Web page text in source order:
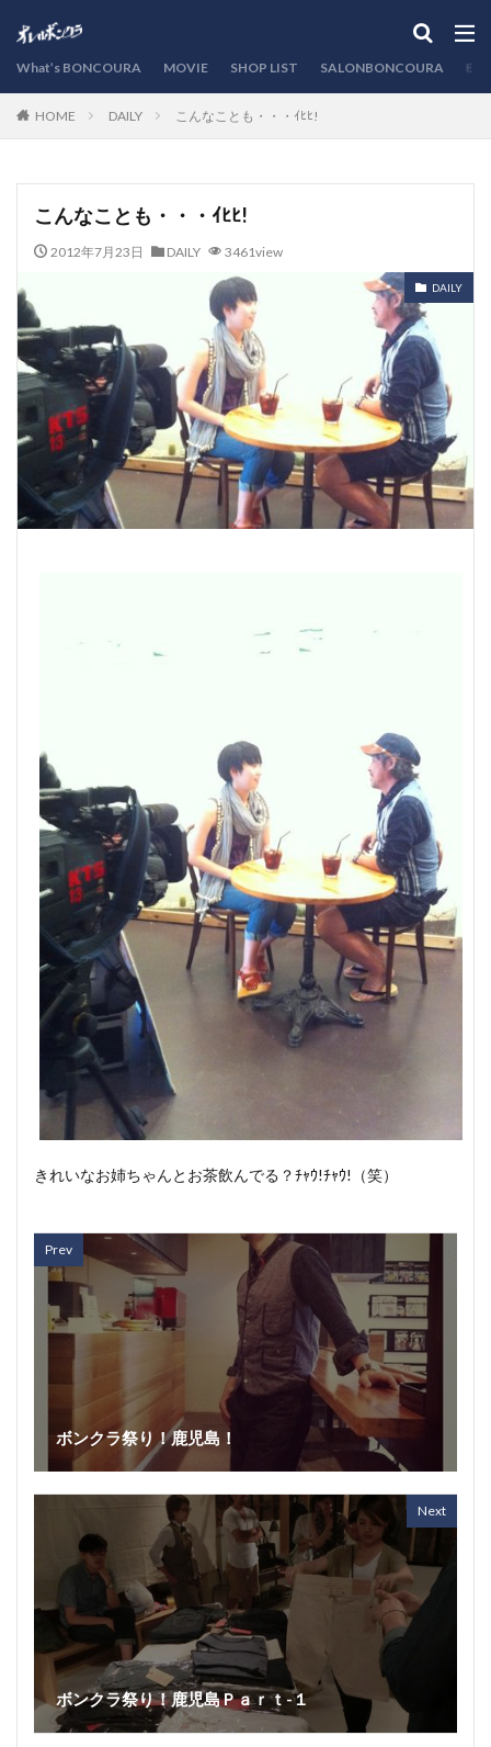
What’s BONCOURA MOVIE SHOP LIST SALONBONCOURA
HOME DAILY こんなことも・・・ｲﾋﾋ!
こんなことも・・・ｲﾋﾋ!
2012年7月23日 DAILY 3461view
DAILY
きれいなお姉ちゃんとお茶飲んでる？ﾁｬｳ!ﾁｬｳ!（笑）
Prev
ボンクラ祭り！鹿児島！
Next
ボンクラ祭り！鹿児島Ｐａｒｔ-１
カテゴリー
検索